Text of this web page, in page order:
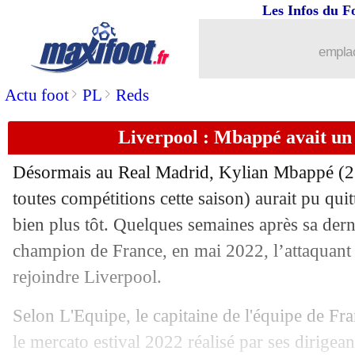
Actu foot> PL > Reds
Les Infos du
Liverpool : Mbappé avait un
Désormais au Real Madrid, Kylian Mbappé
toutes compétitions cette saison) aurait pu
bien plus tôt. Quelques semaines après sa
champion de France, en mai 2022,
rejoindre Liverpool.
Selon L'Equipe, le capitaine de l'équipe de
le mercato estival 2022 réalisé par ses
Brésil: une période difficile pour
11/09 EdF (Espoirs) : Ekitike savoure sa
11/09 Man Utd: CR7 fait le bilan de son
11/09 Médias: Roustan, l'hommage de
11/09 Divers: Njie rebondit en Roumanie
11/09 Lyon: Orban prêt à partir
VIDEO : Martinez pas tendre avec la